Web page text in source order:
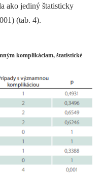
ako jediný štatisticky
(tab. 4).
komplikáciam, štatistické